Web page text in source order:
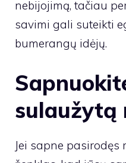
nebijojimą, tačiau
savimi gali suteikti
bumerangų idėjų.
sulaužytą
Jei sapne